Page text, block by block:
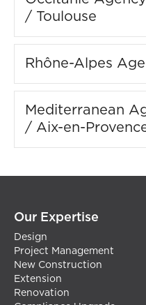
/ Toulouse
Rhône-Alpes
Mediterranean
/ Aix-en-
Our Expertise
Design
Project Management
New Construction
Extension
Renovation